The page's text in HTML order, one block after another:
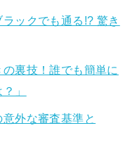
ラックでも通る!? 驚き
の裏技！誰でも簡単に
」
意外な審査基準と